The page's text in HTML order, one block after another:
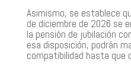
Asimismo, se establece
de diciembre de 2026 se
la pensión de jubilación
esa disposición, podrán
compatibilidad hasta que